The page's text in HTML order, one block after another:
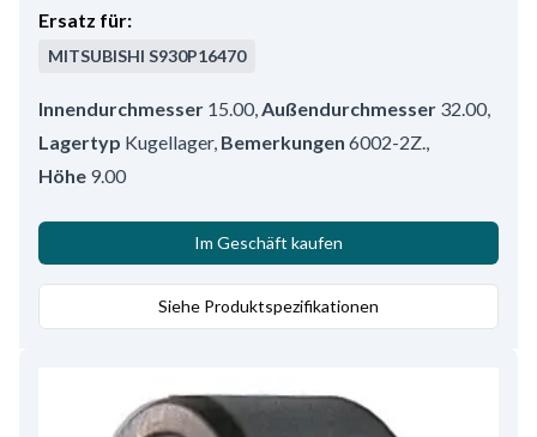
Ersatz für:
MITSUBISHI S930P16470
Innendurchmesser 15.00,Außendurchmesser 32.00,
Lagertyp Kugellager, Bemerkungen 6002-2Z.,
Höhe 9.00
Im Geschäft kaufen
Siehe Produktspezifikationen